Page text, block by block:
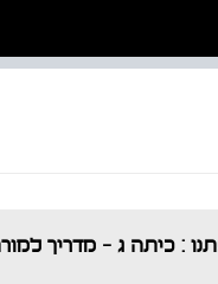
: כיתה ג - מדריך